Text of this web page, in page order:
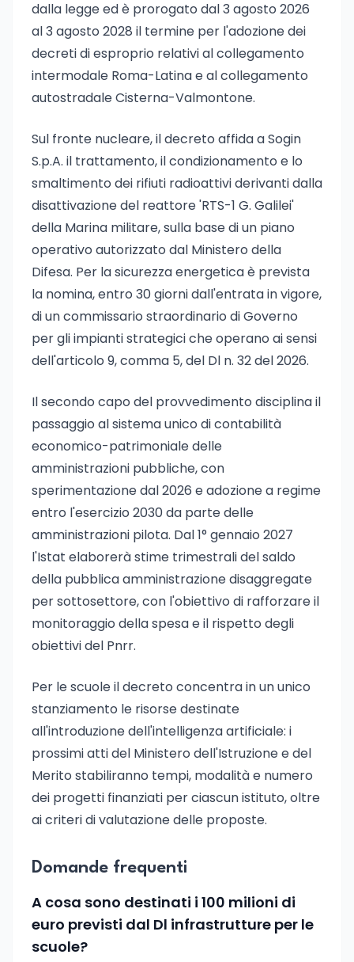
dalla legge ed è prorogato dal 3 agosto 2026
al 3 agosto 2028 il termine per l'adozione dei
decreti di esproprio relativi al collegamento
intermodale Roma-Latina e al collegamento
autostradale Cisterna-Valmontone.
Sul fronte nucleare, il decreto affida a Sogin
S.p.A. il trattamento, il condizionamento e lo
smaltimento dei rifiuti radioattivi derivanti dalla
disattivazione del reattore 'RTS-1 G. Galilei'
della Marina militare, sulla base di un piano
operativo autorizzato dal Ministero della
Difesa. Per la sicurezza energetica è prevista
la nomina, entro 30 giorni dall'entrata in vigore,
di un commissario straordinario di Governo
per gli impianti strategici che operano ai sensi
dell'articolo 9, comma 5, del Dl n. 32 del 2026.
Il secondo capo del provvedimento disciplina il
passaggio al sistema unico di contabilità
economico-patrimoniale delle
amministrazioni pubbliche, con
sperimentazione dal 2026 e adozione a regime
entro l'esercizio 2030 da parte delle
amministrazioni pilota. Dal 1° gennaio 2027
l'Istat elaborerà stime trimestrali del saldo
della pubblica amministrazione disaggregate
per sottosettore, con l'obiettivo di rafforzare il
monitoraggio della spesa e il rispetto degli
obiettivi del Pnrr.
Per le scuole il decreto concentra in un unico
stanziamento le risorse destinate
all'introduzione dell'intelligenza artificiale: i
prossimi atti del Ministero dell'Istruzione e del
Merito stabiliranno tempi, modalità e numero
dei progetti finanziati per ciascun istituto, oltre
ai criteri di valutazione delle proposte.
Domande frequenti
A cosa sono destinati i 100 milioni di
euro previsti dal Dl infrastrutture per le
scuole?